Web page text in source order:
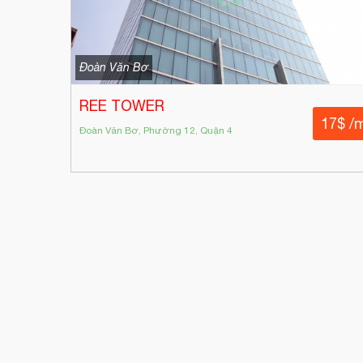
Đoàn Văn Bơ
REE TOWER
Đoàn Văn Bơ, Phường 12, Quận 4 17$ /